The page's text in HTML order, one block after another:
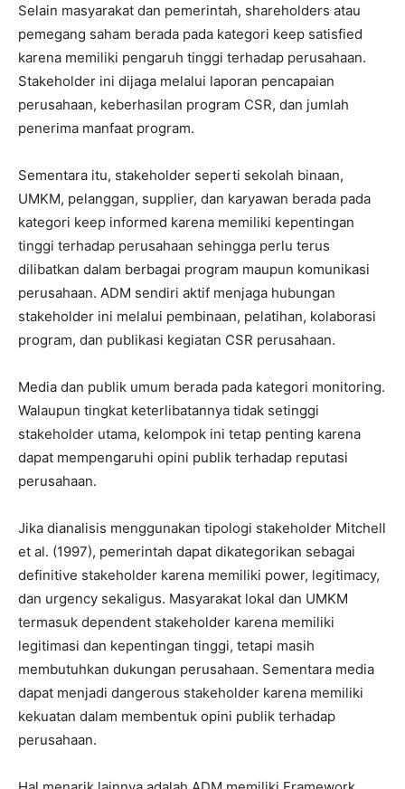
Selain masyarakat dan pemerintah, shareholders atau
pemegang saham berada pada kategori keep satisfied
karena memiliki pengaruh tinggi terhadap perusahaan.
Stakeholder ini dijaga melalui laporan pencapaian
perusahaan, keberhasilan program CSR, dan jumlah
penerima manfaat program.
Sementara itu, stakeholder seperti sekolah binaan,
UMKM, pelanggan, supplier, dan karyawan berada pada
kategori keep informed karena memiliki kepentingan
tinggi terhadap perusahaan sehingga perlu terus
dilibatkan dalam berbagai program maupun komunikasi
perusahaan. ADM sendiri aktif menjaga hubungan
stakeholder ini melalui pembinaan, pelatihan, kolaborasi
program, dan publikasi kegiatan CSR perusahaan.
Media dan publik umum berada pada kategori monitoring.
Walaupun tingkat keterlibatannya tidak setinggi
stakeholder utama, kelompok ini tetap penting karena
dapat mempengaruhi opini publik terhadap reputasi
perusahaan.
Jika dianalisis menggunakan tipologi stakeholder Mitchell
et al. (1997), pemerintah dapat dikategorikan sebagai
definitive stakeholder karena memiliki power, legitimacy,
dan urgency sekaligus. Masyarakat lokal dan UMKM
termasuk dependent stakeholder karena memiliki
legitimasi dan kepentingan tinggi, tetapi masih
membutuhkan dukungan perusahaan. Sementara media
dapat menjadi dangerous stakeholder karena memiliki
kekuatan dalam membentuk opini publik terhadap
perusahaan.